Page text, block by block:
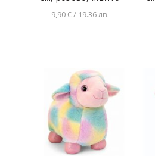
9,90 € / 19.36 лв.